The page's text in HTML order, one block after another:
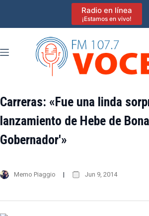
Radio en línea
¡Estamos en vivo!
Carreras: «Fue una linda
lanzamiento de Hebe de
Gobernador'»
Memo Piaggio Jun 9, 2014